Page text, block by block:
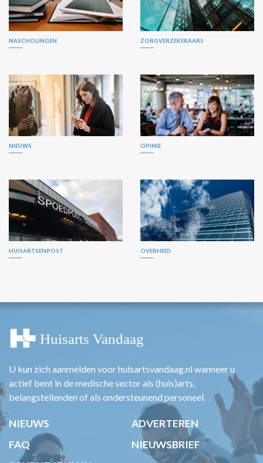
NASCHOLINGEN ZORGVERZEKERAARS
NIEUWS OPINIE
HUISARTSENPOST OVERHEID
U kun zich aanmelden voor huisartsvandaag.nl wanneer u
actief bent in de medische sector als (huis)arts,
belangstellenden of als ondersteunend personeel.
NIEUWS
ADVERTEREN
FAQ
NIEUWSBRIEF